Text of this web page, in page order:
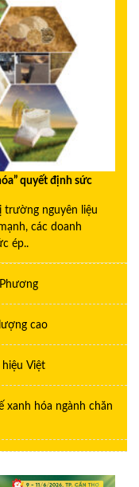
quyết định sức
trường nguyên liệu
các doanh
ép..
cao
hiệu Việt
xanh hóa ngành chăn